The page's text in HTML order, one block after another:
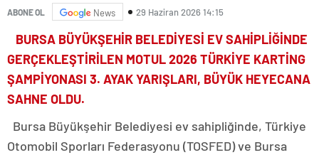
ABONE OL News 29 Haziran 2026 14:15
BURSA BÜYÜKŞEHİR BELEDİYESİ EV SAHİPLİĞİNDE
GERÇEKLEŞTİRİLEN MOTUL 2026 TÜRKİYE KARTİNG
ŞAMPİYONASI 3. AYAK YARIŞLARI, BÜYÜK HEYECANA
SAHNE OLDU.
Bursa Büyükşehir Belediyesi ev sahipliğinde, Türkiye
Otomobil Sporları Federasyonu (TOSFED) ve Bursa